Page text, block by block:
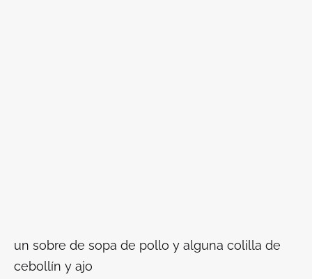
un sobre de sopa de pollo y alguna colilla de
cebollín y ajo